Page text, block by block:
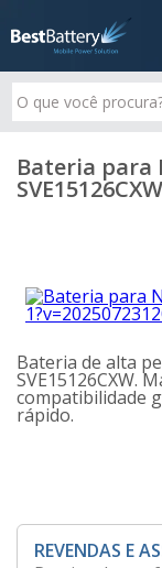
Bateria para
SVE15126CXW
Bateria de alta
SVE15126CXW.
compatibilidade
rápido.
REVENDAS E